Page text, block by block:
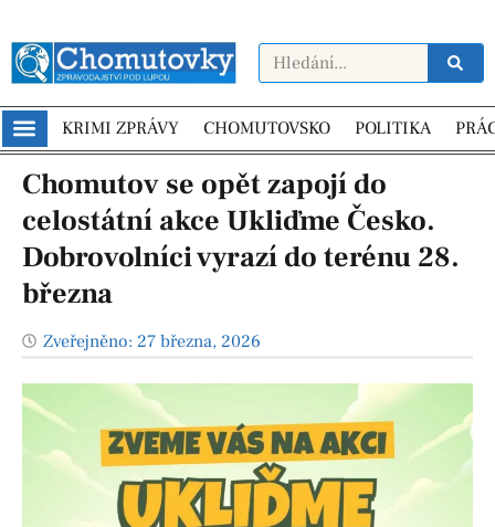
KRIMI ZPRÁVY CHOMUTOVSKO POLITIKA
Chomutov se opět zapojí do
celostátní akce Ukliďme Česko.
Dobrovolníci vyrazí do terénu 28.
března
Zveřejněno: 27 března, 2026